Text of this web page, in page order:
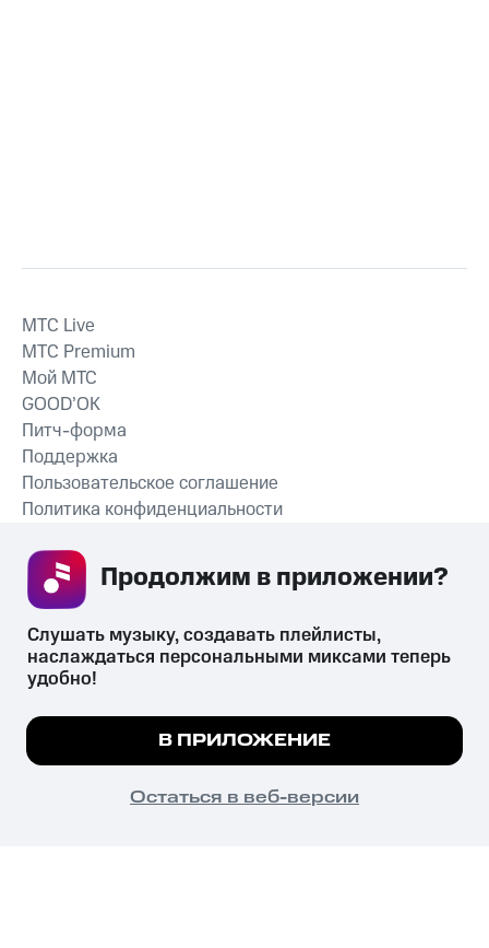
СКАЧАТЬ ПРИЛОЖЕНИЕ
MTС Live
MTС Premium
Мой МТС
GOOD’OK
Питч-форма
Поддержка
Пользовательское соглашение
Политика конфиденциальности
психотропных веществ, их аналогов причиняет вред здоровью,
их незаконный оборот запрещён и влечёт установленную
законодательством ответственность.
© 2026 ООО «КИОН».
Все права защищены
Мы используем куки, чтобы на сайте все
Подробнее
ПОНЯТНО
Слушать музыку, создавать плейлисты,
наслаждаться персональными миксами теперь
удобно!
В ПРИЛОЖЕНИЕ
Остаться в веб-версии